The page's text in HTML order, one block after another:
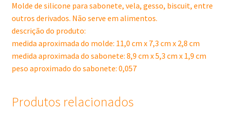
Molde de silicone para sabonete, vela, gesso, biscuit, entre
outros derivados. Não serve em alimentos.
descrição do produto:
medida aproximada do molde: 11,0 cm x 7,3 cm x 2,8 cm
medida aproximada do sabonete: 8,9 cm x 5,3 cm x 1,9 cm
peso aproximado do sabonete: 0,057
Produtos relacionados